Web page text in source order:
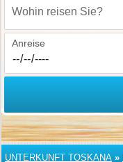
Wohin reisen Sie?
Anreise
UNTERKUNFT TOSKANA »